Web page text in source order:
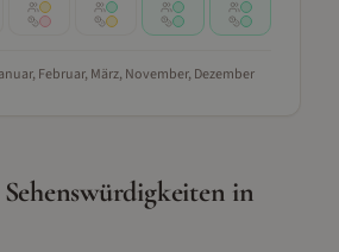
Februar, März, November, Dezember
in